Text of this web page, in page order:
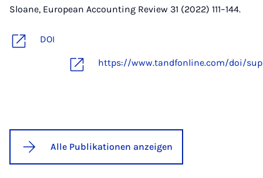
Sloane, European Accounting Review 31 (2022) 111–144.
DOI
https://www.tandfonline.com/doi/
Alle Publikationen anzeigen